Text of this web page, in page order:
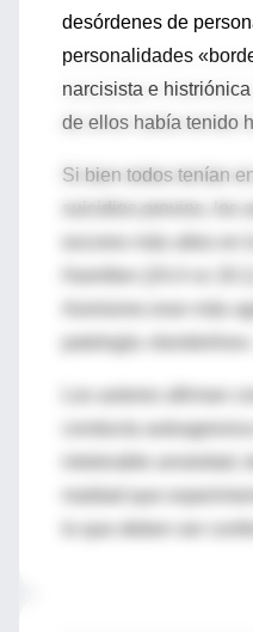
desórdenes de
personalidades
narcisista e
de ellos había tenido
Si bien todos tenían
suicidios previos, los
Asimismo eran más
patología «borderline».
conducta